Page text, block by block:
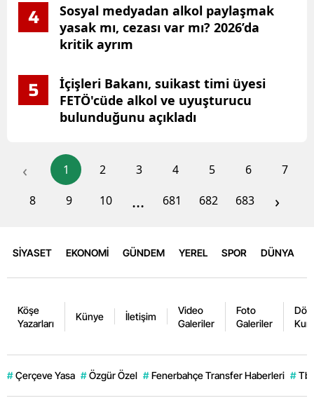
4
Sosyal medyadan alkol paylaşmak
yasak mı, cezası var mı? 2026’da
kritik ayrım
5
İçişleri Bakanı, suikast timi üyesi
FETÖ'cüde alkol ve uyuşturucu
bulunduğunu açıkladı
‹ 1 2 3 4 5 6
7
8
9 10 ... 681 682 683 ›
SİYASET EKONOMİ GÜNDEM YEREL SPOR DÜNYA
Köşe
Yazarları
Künye İletişim
Video
Galeriler
Foto
Galeriler
# Çerçeve Yasa # Özgür Özel # Fenerbahçe Transfer Haberleri #